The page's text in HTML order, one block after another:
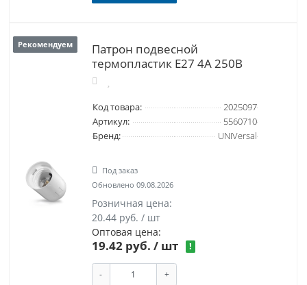
Рекомендуем
Патрон подвесной
термопластик Е27 4А 250В
Код товара:
2025097
Артикул:
5560710
Бренд:
UNIVersal
Под заказ
Обновлено 09.08.2026
Розничная цена:
20.44 руб. / шт
Оптовая цена:
19.42 руб. / шт !
- +